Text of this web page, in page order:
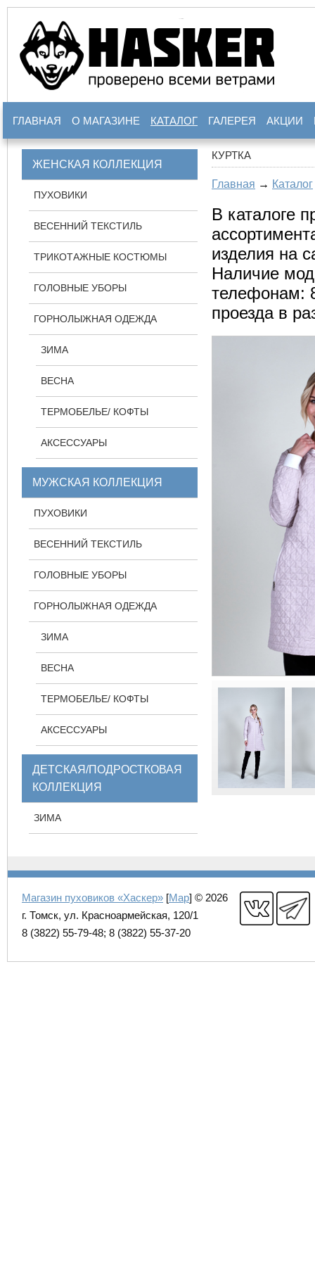
ГЛАВНАЯ О МАГАЗИНЕ КАТАЛОГ ГАЛЕРЕЯ АКЦИИ
КУРТКА
Главная → Каталог
В каталоге
изделия на
Наличие
телефонам:
проезда в
ЖЕНСКАЯ КОЛЛЕКЦИЯ
ПУХОВИКИ
ВЕСЕННИЙ ТЕКСТИЛЬ
ТРИКОТАЖНЫЕ КОСТЮМЫ
ГОЛОВНЫЕ УБОРЫ
ГОРНОЛЫЖНАЯ ОДЕЖДА
ЗИМА
ВЕСНА
ТЕРМОБЕЛЬЕ/ КОФТЫ
АКСЕССУАРЫ
МУЖСКАЯ КОЛЛЕКЦИЯ
ПУХОВИКИ
ВЕСЕННИЙ ТЕКСТИЛЬ
ГОЛОВНЫЕ УБОРЫ
ГОРНОЛЫЖНАЯ ОДЕЖДА
ЗИМА
ВЕСНА
ТЕРМОБЕЛЬЕ/ КОФТЫ
АКСЕССУАРЫ
ДЕТСКАЯ/ПОДРОСТКОВАЯ
КОЛЛЕКЦИЯ
ЗИМА
Магазин пуховиков «Хаскер» [Map] © 2026
г. Томск, ул. Красноармейская, 120/1
8 (3822) 55-79-48; 8 (3822) 55-37-20